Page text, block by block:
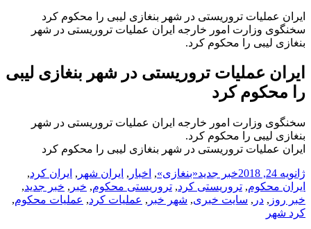
ایران عملیات تروریستی در شهر بنغازی لیبی را محکوم کرد
سخنگوی وزارت امور خارجه ایران عملیات تروریستی در شهر
بنغازی لیبی را محکوم کرد.
ایران عملیات تروریستی در شهر بنغازی لیبی
را محکوم کرد
سخنگوی وزارت امور خارجه ایران عملیات تروریستی در شهر
بنغازی لیبی را محکوم کرد.
ایران عملیات تروریستی در شهر بنغازی لیبی را محکوم کرد
ارسال
شده
در
ژانویه 24, 2018 نویسنده
دسته‌ها
خبر جدیدبرچسب‌ها
«بنغازی», اخبار , ایران شهر , ایران کرد,
ایران محکوم, تروریستی کرد, تروریستی محکوم, خبر , خبر جدید,
خبر روز , در , سایت خبری, شهر خبر , عملیات کرد, عملیات محکوم,
کرد شهر